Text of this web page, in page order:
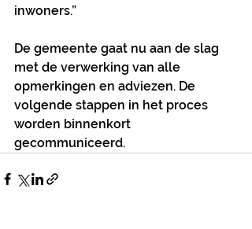
inwoners.”
De gemeente gaat nu aan de slag
met de verwerking van alle
opmerkingen en adviezen. De
volgende stappen in het proces
worden binnenkort
gecommuniceerd.